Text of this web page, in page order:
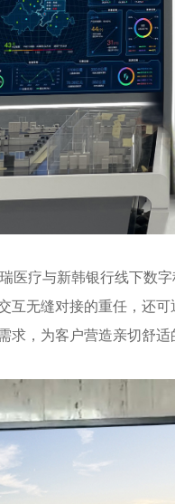
疗与新韩银行线下数字
互无缝对接的重任，还
，为客户营造亲切舒